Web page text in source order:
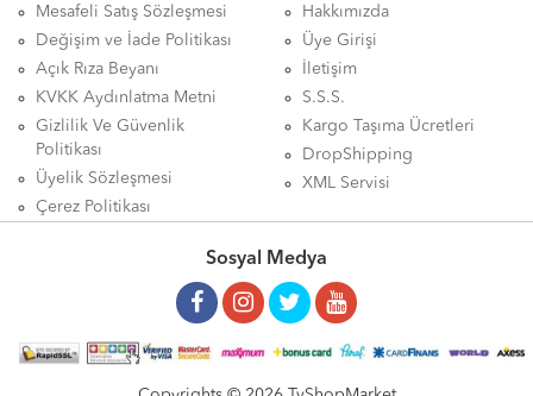
Mesafeli Satış Sözleşmesi
Değişim ve İade Politikası
Açık Rıza Beyanı
KVKK Aydınlatma Metni
Gizlilik Ve Güvenlik
Politikası
Üyelik Sözleşmesi
Çerez Politikası
Hakkımızda
Üye Girişi
İletişim
S.S.S.
Kargo Taşıma Ücretleri
DropShipping
XML Servisi
Sosyal Medya